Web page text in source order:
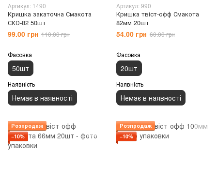
Артикул: 1490
Кришка закаточна Смакота
СКО-82 50шт
99.00 грн 110.00 грн
Фасовка
50шт
Наявність
Немає в наявності
Артикул: 990
Кришка твіст-офф Смакота
82мм 20шт
54.00 грн 60.00 грн
Фасовка
20шт
Наявність
Немає в наявності
Розпродаж
−10%
Розпродаж
−10%